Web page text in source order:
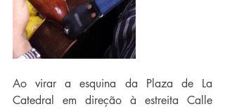
Ao virar a esquina da Plaza de La
Catedral em direção à estreita Calle